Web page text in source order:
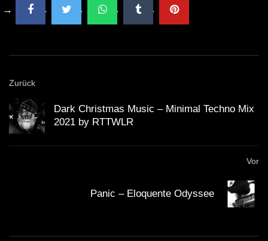
Zurück
Dark Christmas Music – Minimal Techno Mix
2021 by RTTWLR
Vor
Panic – Eloquente Odyssee